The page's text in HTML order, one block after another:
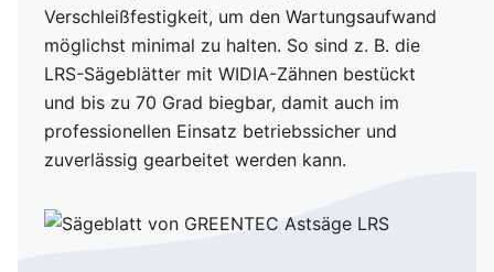
Anbaumöglichkeiten
Verschleißfestigkeit, um den Wartungsaufwand
möglichst minimal zu halten. So sind z. B. die
LRS-Sägeblätter mit WIDIA-Zähnen bestückt
und bis zu 70 Grad biegbar, damit auch im
professionellen Einsatz betriebssicher und
zuverlässig gearbeitet werden kann.